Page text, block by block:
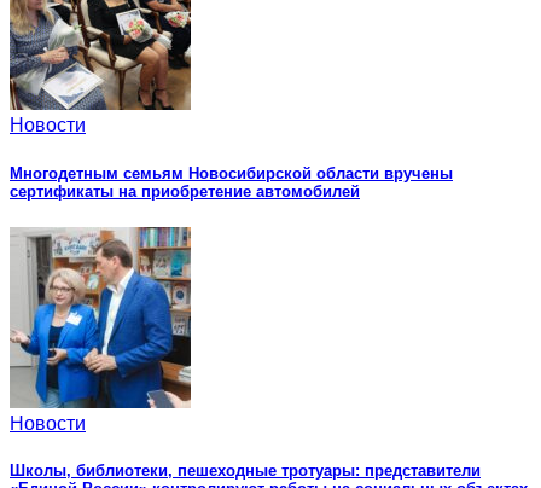
Новости
Многодетным семьям Новосибирской области вручены
сертификаты на приобретение автомобилей
Новости
Школы, библиотеки, пешеходные тротуары: представители